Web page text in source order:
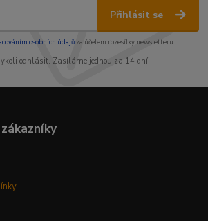
Přihlásit se
osobních údajůza účelem rozesílky newsletteru.
odhlásit. Zasíláme jednou za 14 dní.